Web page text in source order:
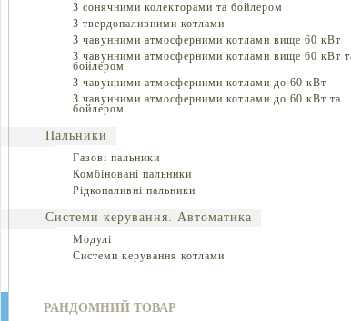
З сонячними колекторами та бойлером
З твердопаливними котлами
З чавунними атмосферними котлами вище 60 кВт
З чавунними атмосферними котлами вище 60 кВт
бойлером
З чавунними атмосферними котлами до 60 кВт
З чавунними атмосферними котлами до 60 кВт та
бойлером
Пальники
Газові пальники
Комбіновані пальники
Рідкопаливні пальники
Системи керування. Автоматика
Модулі
Системи керування котлами
РАНДОМНИЙ ТОВАР